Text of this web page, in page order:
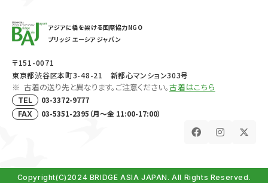
アジアに橋を架ける国際協力NGO
ブリッジ エーシア ジャパン
〒151-0071
東京都渋谷区本町3-48-21 新都心マンション303号
古着の送り先と異なります。ご注意ください。古着はこちら
TEL 03-3372-9777
FAX 03-5351-2395（月～金 11:00-17:00）
Copyright(C)2024 BRIDGE ASIA JAPAN. All Rights Reserved.